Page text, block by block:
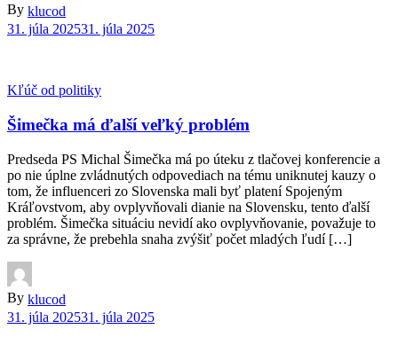
By klucod
31. júla 202531. júla 2025
Kľúč od politiky
Šimečka má ďalší veľký problém
Predseda PS Michal Šimečka má po úteku z tlačovej konferencie a
po nie úplne zvládnutých odpovediach na tému uniknutej kauzy o
tom, že influenceri zo Slovenska mali byť platení Spojeným
Kráľovstvom, aby ovplyvňovali dianie na Slovensku, tento ďalší
problém. Šimečka situáciu nevidí ako ovplyvňovanie, považuje to
za správne, že prebehla snaha zvýšiť počet mladých ľudí […]
By klucod
31. júla 202531. júla 2025